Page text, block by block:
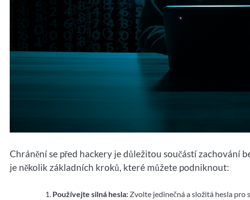
Chránění se před hackery je důležitou součástí zachování
je několik základních kroků, které můžete podniknout:
Používejte silná hesla: Zvolte jedinečná a složitá hesla pro